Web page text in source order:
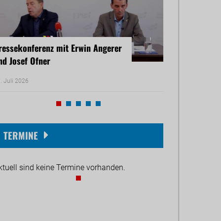
mit Erwin Angerer
Josef Ofner
Juli 2026
Michael Reiner
TERMINE
sind keine Termine vorhanden.